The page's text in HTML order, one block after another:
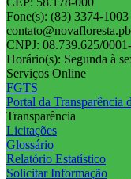
Fone(s): (83) 3374-1003
CNPJ: 08.739.625/
Horário(s): Segunda à
Serviços Online
FGTS
Portal da Transparência
Transparência
Licitações
Glossário
Relatório Estatístico
Solicitar Informação